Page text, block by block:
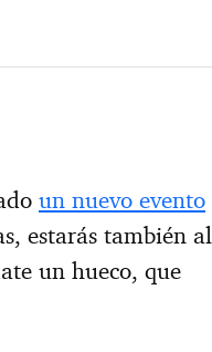
un nuevo evento
estarás también al
un hueco, que